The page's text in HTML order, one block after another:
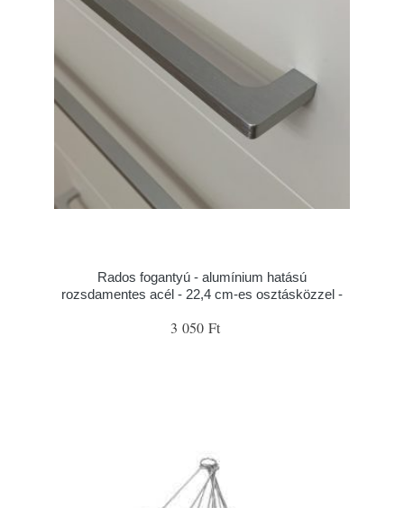
Rados fogantyú - alumínium hatású
rozsdamentes acél - 22,4 cm-es osztásközzel -
3 050 Ft